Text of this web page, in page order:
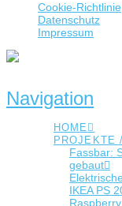
Cookie-Richtlinie
Datenschutz
Impressum
Navigation
HOME
PROJEKTE
Fassbar:
gebaut
IKEA PS